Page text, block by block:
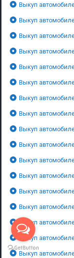
Выкуп
Выкуп
Выкуп
Выкуп
Выкуп
Выкуп
Выкуп
Выкуп
Выкуп
Выкуп
Выкуп
Выкуп
Выкуп
Выкуп
Выкуп
Выкуп
Выкуп